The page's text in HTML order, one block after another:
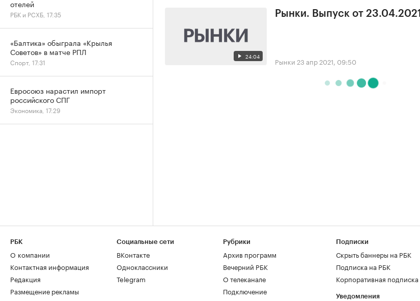
24:04
Рынки. Выпуск от 23.04.2021
Рынки 23 апр 2021, 09:50
отелей
РБК и РСХБ, 17:35
«Балтика» обыграла «Крылья
Советов» в матче РПЛ
Спорт, 17:31
Евросоюз нарастил импорт
российского СПГ
Экономика, 17:29
РБК
О компании
Контактная информация
Редакция
Размещение рекламы
Социальные сети
ВКонтакте
Одноклассники
Telegram
Рубрики
Архив программ
Вечерний РБК
О телеканале
Подключение
Подписки
Скрыть баннеры на РБК
Подписка на РБК
Корпоративная подписка
Уведомления